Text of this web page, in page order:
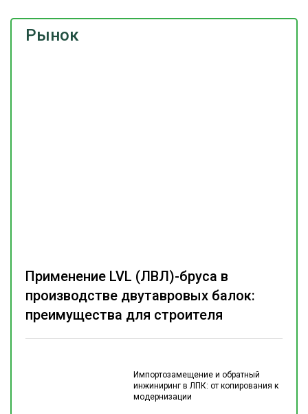
Рынок
Импортозамещение и обратный
инжиниринг в ЛПК: от копирования к
модернизации
Применение LVL (ЛВЛ)-бруса в
производстве двутавровых балок:
преимущества для строителя